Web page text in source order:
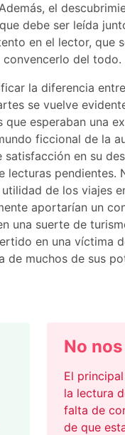
el
debe ser leída
en el lector, que
del todo.
la diferencia
se vuelve
que esperaban una
ficcional de la
en su
lecturas
de los viajes
aportarían un
una suerte de
en una víctima
de muchos de sus
No
El
la lectura
falta de
de que